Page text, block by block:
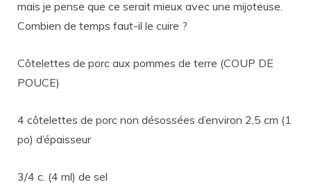
mais je pense que ce serait mieux avec une mijoteuse.
Combien de temps faut-il le cuire ?
Côtelettes de porc aux pommes de terre (COUP DE
POUCE)
4 côtelettes de porc non désossées d’environ 2,5 cm (1
po) d’épaisseur
3/4 c. (4 ml) de sel